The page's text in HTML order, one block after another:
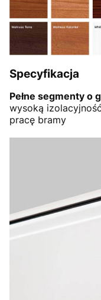
Specyfikacja
Pełne segmenty o
wysoką
pracę bramy